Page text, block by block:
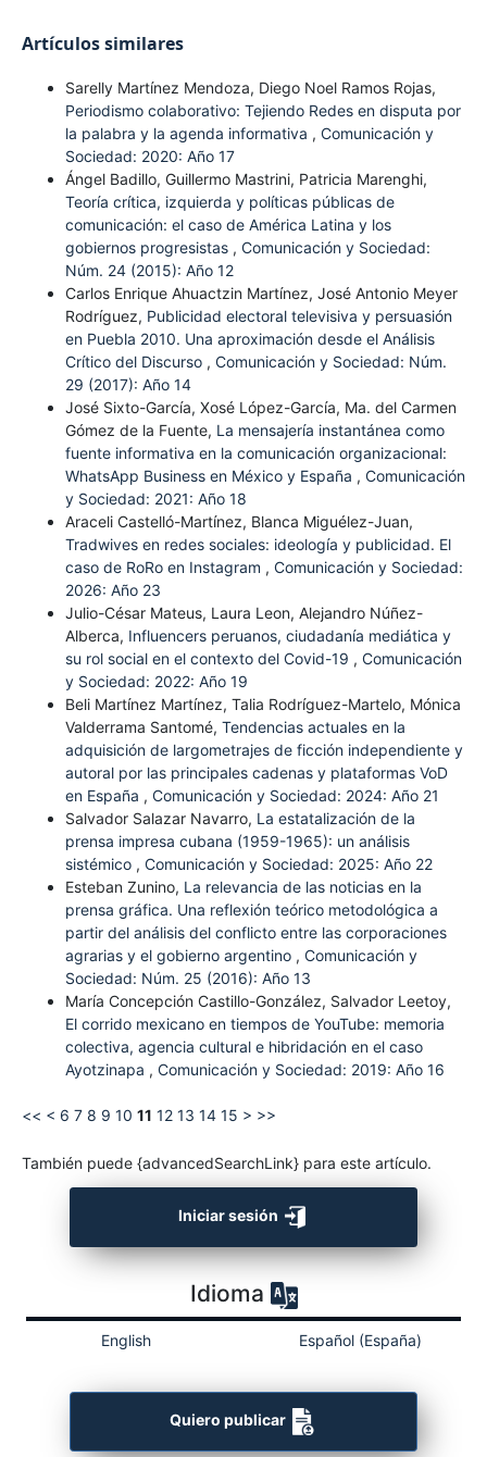
Artículos similares
Sarelly Martínez Mendoza, Diego Noel Ramos Rojas,
Periodismo colaborativo: Tejiendo Redes en disputa por
la palabra y la agenda informativa , Comunicación y
Sociedad: 2020: Año 17
Ángel Badillo, Guillermo Mastrini, Patricia Marenghi,
Teoría crítica, izquierda y políticas públicas de
comunicación: el caso de América Latina y los
gobiernos progresistas , Comunicación y Sociedad:
Núm. 24 (2015): Año 12
Carlos Enrique Ahuactzin Martínez, José Antonio Meyer
Rodríguez, Publicidad electoral televisiva y persuasión
en Puebla 2010. Una aproximación desde el Análisis
Crítico del Discurso , Comunicación y Sociedad: Núm.
29 (2017): Año 14
José Sixto-García, Xosé López-García, Ma. del Carmen
Gómez de la Fuente, La mensajería instantánea como
fuente informativa en la comunicación organizacional:
WhatsApp Business en México y España , Comunicación
y Sociedad: 2021: Año 18
Araceli Castelló-Martínez, Blanca Miguélez-Juan,
Tradwives en redes sociales: ideología y publicidad. El
caso de RoRo en Instagram , Comunicación y Sociedad:
2026: Año 23
Julio-César Mateus, Laura Leon, Alejandro Núñez-
Alberca, Influencers peruanos, ciudadanía mediática y
su rol social en el contexto del Covid-19 , Comunicación
y Sociedad: 2022: Año 19
Beli Martínez Martínez, Talia Rodríguez-Martelo, Mónica
Valderrama Santomé, Tendencias actuales en la
adquisición de largometrajes de ficción independiente y
autoral por las principales cadenas y plataformas VoD
en España , Comunicación y Sociedad: 2024: Año 21
Salvador Salazar Navarro, La estatalización de la
prensa impresa cubana (1959-1965): un análisis
sistémico , Comunicación y Sociedad: 2025: Año 22
Esteban Zunino, La relevancia de las noticias en la
prensa gráfica. Una reflexión teórico metodológica a
partir del análisis del conflicto entre las corporaciones
agrarias y el gobierno argentino , Comunicación y
Sociedad: Núm. 25 (2016): Año 13
María Concepción Castillo-González, Salvador Leetoy,
El corrido mexicano en tiempos de YouTube: memoria
colectiva, agencia cultural e hibridación en el caso
Ayotzinapa , Comunicación y Sociedad: 2019: Año 16
<< < 6 7 8 9 10 11 12 13 14 15 > >>
También puede {advancedSearchLink} para este artículo.
Iniciar sesión
Idioma
English Español (España)
Quiero publicar